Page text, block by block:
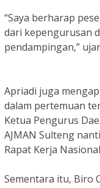
“Saya berharap
dari kepengurusan
pendampingan,”
Apriadi juga
dalam pertemuan
Ketua Pengurus
AJMAN Sulteng
Rapat Kerja
Sementara itu, Biro